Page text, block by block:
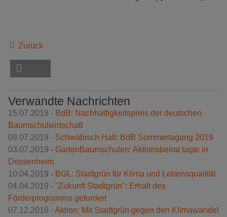
Zurück
Verwandte Nachrichten
15.07.2019 - BdB: Nachhaltigkeitspreis der deutschen
Baumschulwirtschaft
09.07.2019 - Schwäbisch Hall: BdB Sommertagung 2019
03.07.2019 - Garten­Baum­schulen: Akti­ons­beirat tagte in
Dossen­heim
10.04.2019 - BGL: Stadtgrün für Klima und Lebensqualität
04.04.2019 - "Zukunft Stadtgrün": Erhalt des
Förderprogramms gefordert
07.12.2018 -Aktion: Mit Stadtgrün gegen den Klimawandel